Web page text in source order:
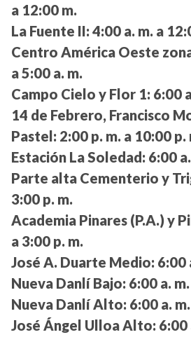
a 12:00 m.
La Fuente II: 4:00 a. m. a
Centro América Oeste
a 5:00 a. m.
Campo Cielo y Flor 1: 6:00
14 de Febrero, Francisco
Pastel: 2:00 p. m. a 10:00 p.
Estación La Soledad: 6:00
Parte alta Cementerio y
3:00 p. m.
Academia Pinares (P.A.) y
a 3:00 p. m.
José A. Duarte Medio: 6:00
Nueva Danlí Bajo: 6:00 a.
Nueva Danlí Alto: 6:00 a.
José Ángel Ulloa Alto: 6:00